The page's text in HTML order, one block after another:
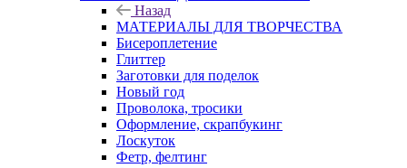
Назад
МАТЕРИАЛЫ ДЛЯ ТВОРЧЕСТВА
Бисероплетение
Глиттер
Заготовки для поделок
Новый год
Проволока, тросики
Оформление, скрапбукинг
Лоскуток
Фетр, фелтинг